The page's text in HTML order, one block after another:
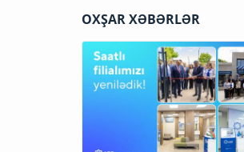
OXŞAR XƏBƏRLƏR